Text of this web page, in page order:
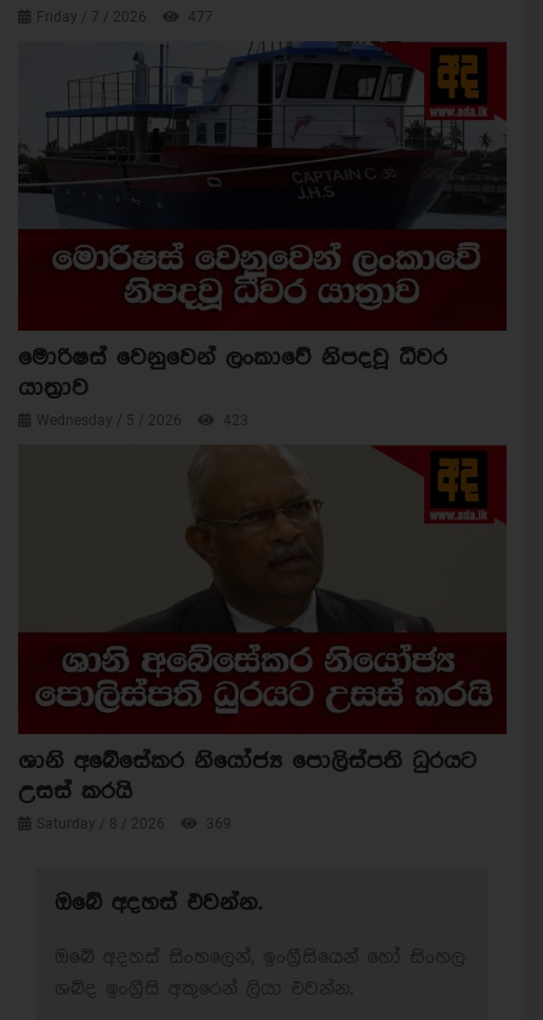
Friday / 7 / 2026 477
මොරිෂස් වෙනුවෙන් ලංකාවේ නිපදවූ ධීවර
යාත්‍රාව
Wednesday / 5 / 2026 423
ශානි අබේසේකර නියෝජ්‍ය පොලිස්පති ධුරයට
උසස් කරයි
Saturday / 8 / 2026 369
ඔබේ අදහස් එවන්න.